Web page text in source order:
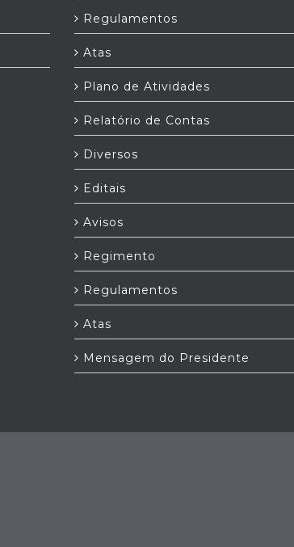
Regulamentos
Atas
Plano de Atividades
Relatório de Contas
Diversos
Editais
Avisos
Regimento
Regulamentos
Atas
Mensagem do Presidente